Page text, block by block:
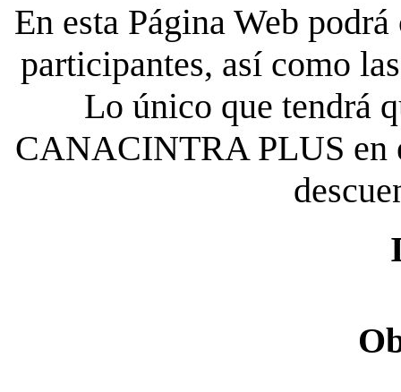
En esta Página Web
participantes, así como
Lo único que tendrá
CANACINTRA PLUS en